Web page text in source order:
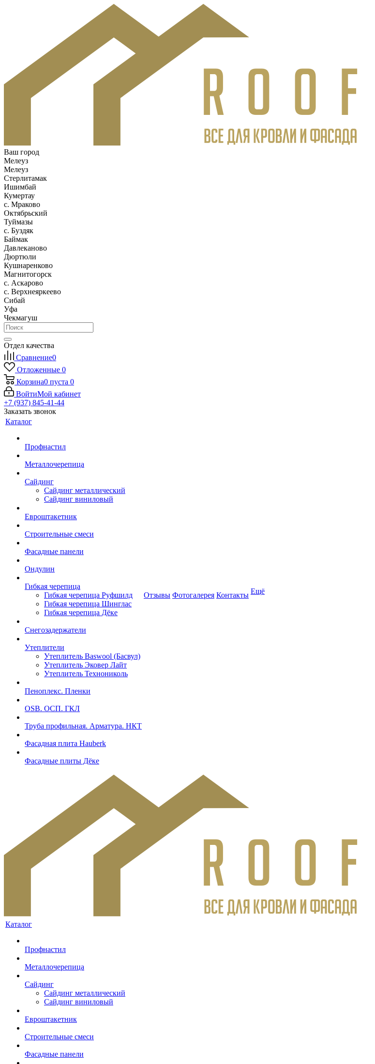
Ваш город
Мелеуз
Мелеуз
Стерлитамак
Ишимбай
Кумертау
c. Мраково
Октябрьский
Туймазы
c. Буздяк
Баймак
Давлеканово
Дюртюли
Кушнаренково
Магнитогорск
с. Аскарово
с. Верхнеяркеево
Сибай
Уфа
Чекмагуш
Отдел качества
Сравнение0
Отложенные 0
Корзина0 пуста 0
ВойтиМой кабинет
+7 (937) 845-41-44
Заказать звонок
Каталог
Профнастил
Металлочерепица
Сайдинг
Сайдинг металлический
Сайдинг виниловый
Евроштакетник
Строительные смеси
Фасадные панели
Ондулин
Гибкая черепица
Гибкая черепица Руфшилд
Гибкая черепица Шинглас
Гибкая черепица Дёке
Снегозадержатели
Утеплители
Утеплитель Baswool (Басвул)
Утеплитель Эковер Лайт
Утеплитель Технониколь
Пеноплекс. Пленки
OSB. ОСП. ГКЛ
Труба профильная. Арматура. НКТ
Фасадная плита Hauberk
Фасадные плиты Дёке
Отзывы Фотогалерея Контакты Ещё
Каталог
Профнастил
Металлочерепица
Сайдинг
Сайдинг металлический
Сайдинг виниловый
Евроштакетник
Строительные смеси
Фасадные панели